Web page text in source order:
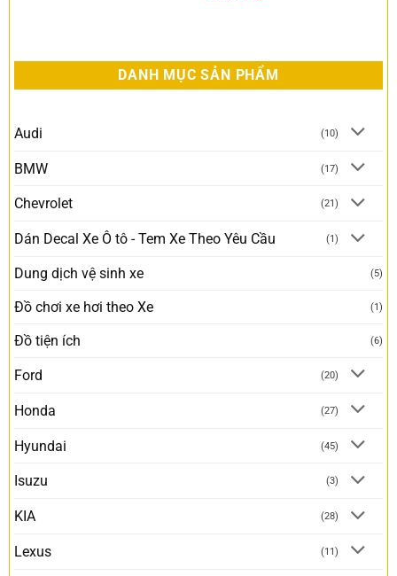
DANH MỤC SẢN PHẨM
Audi (10)
BMW (17)
Chevrolet (21)
Dán Decal Xe Ô tô - Tem Xe Theo Yêu Cầu (1)
Dung dịch vệ sinh xe (5)
Đồ chơi xe hơi theo Xe (1)
Đồ tiện ích (6)
Ford (20)
Honda (27)
Hyundai (45)
Isuzu (3)
KIA (28)
Lexus (11)